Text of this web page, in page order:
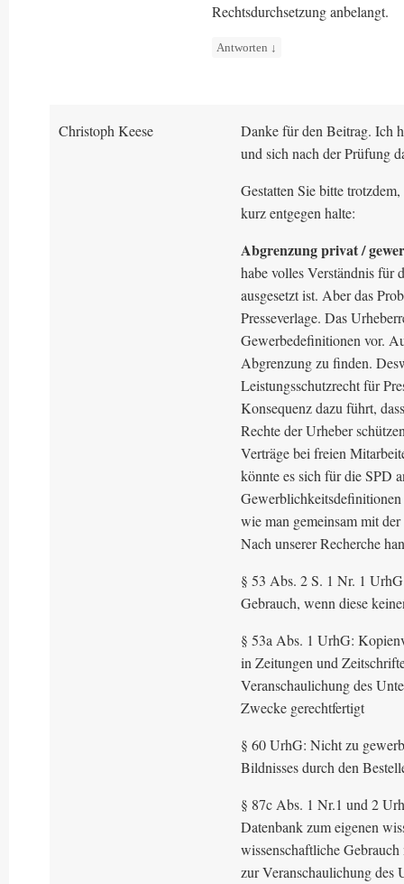
Rechtsdurchsetzung anbelangt.
Antworten ↓
Christoph Keese
Danke für den Beitrag. Ich
und sich nach der Prüfung
Gestatten Sie bitte
kurz entgegen halte:
Abgrenzung privat /
habe volles Verständnis für
ausgesetzt ist. Aber das
Presseverlage. Das
Gewerbedefinitionen vor.
Abgrenzung zu finden.
Leistungsschutzrecht für
Konsequenz dazu führt,
Rechte der Urheber
Verträge bei freien
könnte es sich für die SPD
wie man gemeinsam mit
Nach unserer Recherche
§ 53 Abs. 2 S. 1 Nr. 1
Gebrauch, wenn diese
§ 53a Abs. 1 UrhG:
in Zeitungen und
Veranschaulichung des
Zwecke gerechtfertigt
§ 60 UrhG: Nicht zu
Bildnisses durch den
§ 87c Abs. 1 Nr.1 und 2
Datenbank zum eigenen
wissenschaftliche
zur Veranschaulichung des